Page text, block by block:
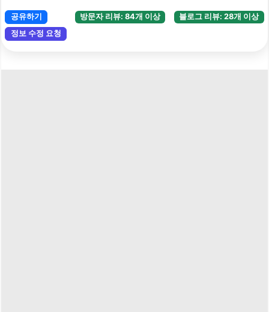
블로그 리뷰: 28개 이상
방문자 리뷰: 84개 이상
공유하기
정보 수정 요청